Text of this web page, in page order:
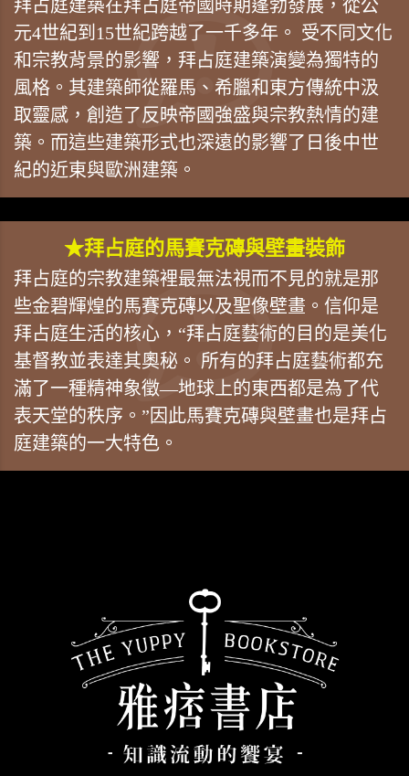
拜占庭建築在拜占庭帝國時期蓬勃發展，從公
元4世紀到15世紀跨越了一千多年。 受不同文化
和宗教背景的影響，拜占庭建築演變為獨特的
風格。其建築師從羅馬、希臘和東方傳統中汲
取靈感，創造了反映帝國強盛與宗教熱情的建
築。而這些建築形式也深遠的影響了日後中世
紀的近東與歐洲建築。
★拜占庭的馬賽克磚與壁畫裝飾
拜占庭的宗教建築裡最無法視而不見的就是那
些金碧輝煌的馬賽克磚以及聖像壁畫。信仰是
拜占庭生活的核心，“拜占庭藝術的目的是美化
基督教並表達其奧秘。 所有的拜占庭藝術都充
滿了一種精神象徵—地球上的東西都是為了代
表天堂的秩序。”因此馬賽克磚與壁畫也是拜占
庭建築的一大特色。